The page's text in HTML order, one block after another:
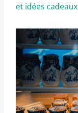
et idées cadeaux